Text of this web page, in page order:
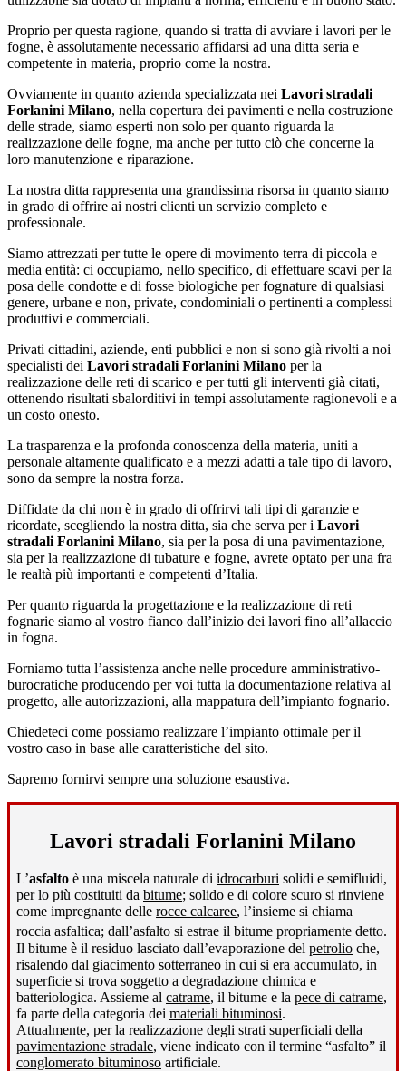
Proprio per questa ragione, quando si tratta di avviare i lavori per le
fogne, è assolutamente necessario affidarsi ad una ditta seria e
competente in materia, proprio come la nostra.
Ovviamente in quanto azienda specializzata nei Lavori stradali
Forlanini Milano, nella copertura dei pavimenti e nella costruzione
delle strade, siamo esperti non solo per quanto riguarda la
realizzazione delle fogne, ma anche per tutto ciò che concerne la
loro manutenzione e riparazione.
La nostra ditta rappresenta una grandissima risorsa in quanto siamo
in grado di offrire ai nostri clienti un servizio completo e
professionale.
Siamo attrezzati per tutte le opere di movimento terra di piccola e
media entità: ci occupiamo, nello specifico, di effettuare scavi per la
posa delle condotte e di fosse biologiche per fognature di qualsiasi
genere, urbane e non, private, condominiali o pertinenti a complessi
produttivi e commerciali.
Privati cittadini, aziende, enti pubblici e non si sono già rivolti a noi
specialisti dei Lavori stradali Forlanini Milano per la
realizzazione delle reti di scarico e per tutti gli interventi già citati,
ottenendo risultati sbalorditivi in tempi assolutamente ragionevoli e a
un costo onesto.
La trasparenza e la profonda conoscenza della materia, uniti a
personale altamente qualificato e a mezzi adatti a tale tipo di lavoro,
sono da sempre la nostra forza.
Diffidate da chi non è in grado di offrirvi tali tipi di garanzie e
ricordate, scegliendo la nostra ditta, sia che serva per i Lavori
stradali Forlanini Milano, sia per la posa di una pavimentazione,
sia per la realizzazione di tubature e fogne, avrete optato per una fra
le realtà più importanti e competenti d’Italia.
Per quanto riguarda la progettazione e la realizzazione di reti
fognarie siamo al vostro fianco dall’inizio dei lavori fino all’allaccio
in fogna.
Forniamo tutta l’assistenza anche nelle procedure amministrativo-
burocratiche producendo per voi tutta la documentazione relativa al
progetto, alle autorizzazioni, alla mappatura dell’impianto fognario.
Chiedeteci come possiamo realizzare l’impianto ottimale per il
vostro caso in base alle caratteristiche del sito.
Sapremo fornirvi sempre una soluzione esaustiva.
Lavori stradali Forlanini Milano
L’asfalto è una miscela naturale di idrocarburi solidi e semifluidi,
per lo più costituiti da bitume; solido e di colore scuro si rinviene
come impregnante delle rocce calcaree, l’insieme si chiama
roccia asfaltica; dall’asfalto si estrae il bitume propriamente detto.
Il bitume è il residuo lasciato dall’evaporazione del petrolio che,
risalendo dal giacimento sotterraneo in cui si era accumulato, in
superficie si trova soggetto a degradazione chimica e
batteriologica. Assieme al catrame, il bitume e la pece di catrame,
fa parte della categoria dei materiali bituminosi.
Attualmente, per la realizzazione degli strati superficiali della
pavimentazione stradale, viene indicato con il termine “asfalto” il
conglomerato bituminoso artificiale.